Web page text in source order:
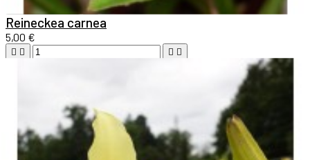
Aperçu rapide 
Reineckea carnea
5,00 €
   